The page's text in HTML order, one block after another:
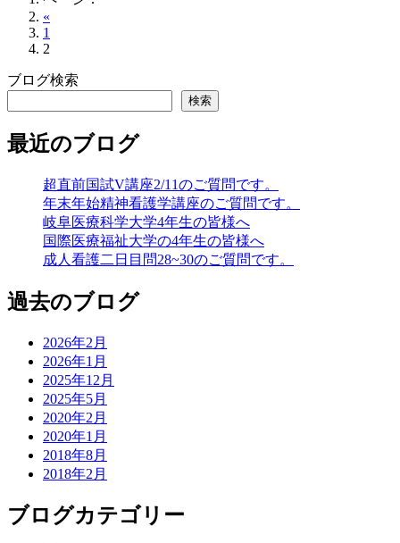
«
1
2
ブログ検索
検索
最近のブログ
超直前国試V講座2/11のご質問です。
年末年始精神看護学講座のご質問です。
岐阜医療科学大学4年生の皆様へ
国際医療福祉大学の4年生の皆様へ
成人看護二日目問28~30のご質問です。
過去のブログ
2026年2月
2026年1月
2025年12月
2025年5月
2020年2月
2020年1月
2018年8月
2018年2月
ブログカテゴリー